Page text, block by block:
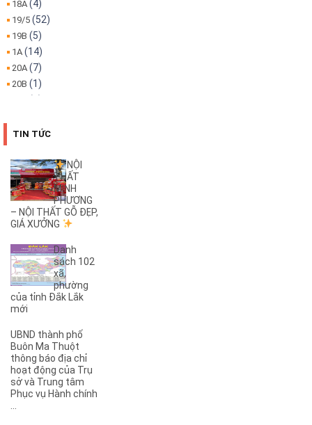
18A (4)
19/5 (52)
19B (5)
1A (14)
20A (7)
20B (1)
25B(4)
26B(1)
27B(2)
2KC(1)
30/4(29)
32(1)
32A(1)
3A(1)
3B(3)
3KC (1)
4A(1)
5A(1)
5KC(3)
6A(1)
6B (1)
TIN TỨC
NỘI
THẤT
MINH
PHƯƠNG
– NỘI THẤT GỖ ĐẸP,
GIÁ XƯỞNG
Danh
sách 102
xã,
phường
của tỉnh Đắk Lắk
mới
UBND thành phố
Buôn Ma Thuột
thông báo địa chỉ
hoạt động của Trụ
sở và Trung tâm
Phục vụ Hành chính